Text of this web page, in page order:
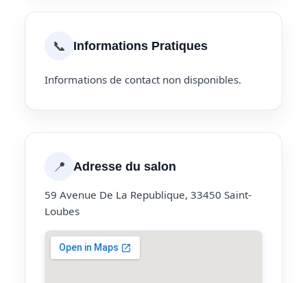
📞 Informations Pratiques
Informations de contact non disponibles.
📍 Adresse du salon
59 Avenue De La Republique, 33450 Saint-
Loubes